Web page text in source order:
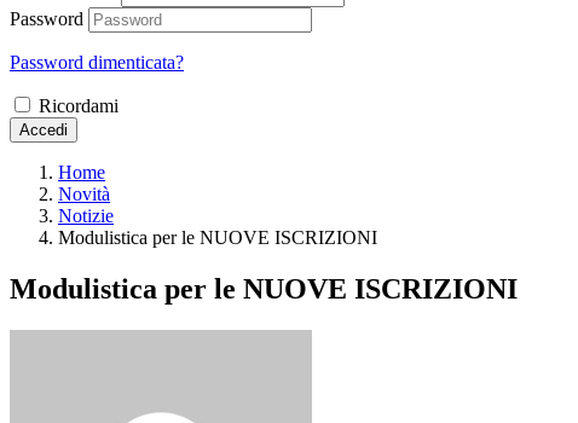
Password
Password dimenticata?
Ricordami
Accedi
Home
Novità
Notizie
Modulistica per le NUOVE ISCRIZIONI
Modulistica per le NUOVE ISCRIZIONI